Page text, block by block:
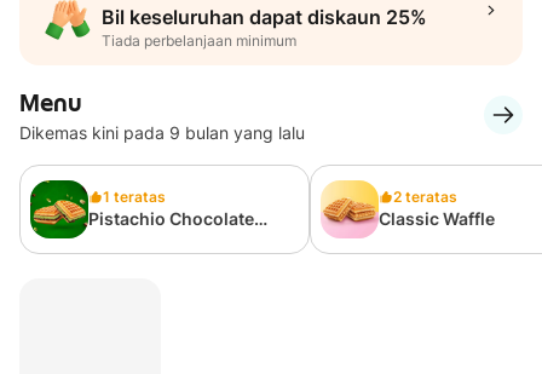
Bil keseluruhan dapat diskaun 25%
Tiada perbelanjaan minimum
Menu
Dikemas kini pada 9 bulan yang lalu
1 teratas
Pistachio Chocolate
2 teratas
Classic Waffle